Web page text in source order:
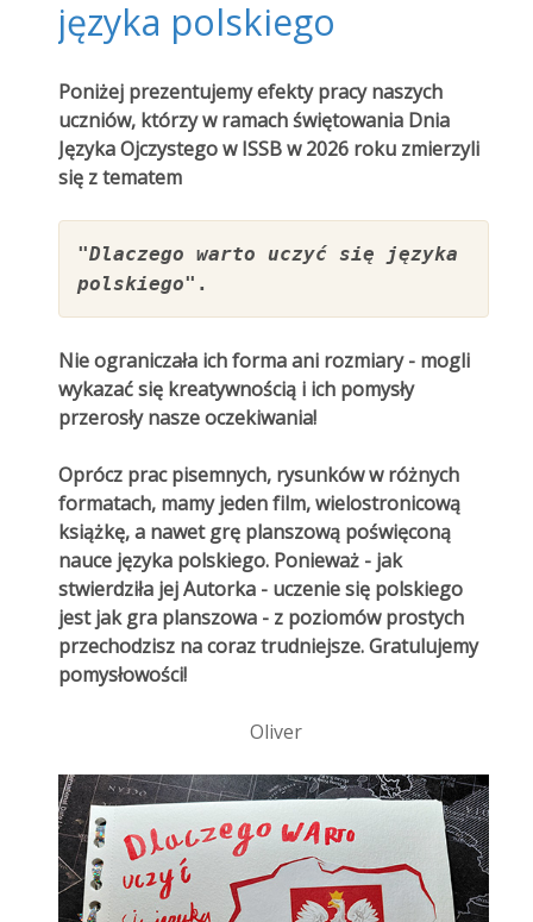
języka polskiego
Poniżej prezentujemy efekty pracy naszych
uczniów, którzy w ramach świętowania Dnia
Języka Ojczystego w ISSB w 2026 roku zmierzyli
się z tematem
"Dlaczego warto uczyć się języka
polskiego" .
Nie ograniczała ich forma ani rozmiary - mogli
wykazać się kreatywnością i ich pomysły
przerosły nasze oczekiwania!
Oprócz prac pisemnych, rysunków w różnych
formatach, mamy jeden film, wielostronicową
książkę, a nawet grę planszową poświęconą
nauce języka polskiego. Ponieważ - jak
stwierdziła jej Autorka - uczenie się polskiego
jest jak gra planszowa - z poziomów prostych
przechodzisz na coraz trudniejsze. Gratulujemy
pomysłowości!
Oliver